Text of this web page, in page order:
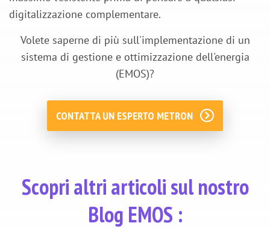
digitalizzazione complementare.
Volete saperne di più sull'implementazione di un
sistema di gestione e ottimizzazione dell'energia
(EMOS)?
CONTATTA UN ESPERTO METRON
Scopri altri articoli sul nostro
Blog EMOS :